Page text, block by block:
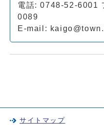
電話: 0748-52-6001
0089
E-mail:
サイトマップ